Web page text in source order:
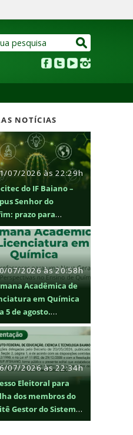
NOTÍCIAS
07/2026 às 22:29h
do IF Baiano –
Senhor do
prazo para
de trabalhos de
julho a 25 de
de 2026
07/2026 às 20:58h
Acadêmica de
em Química
5 de agosto.
20/07 a 04/08
07/2026 às 22:34h
Eleitoral para
dos membros do
Gestor do Sistema
do Instituto